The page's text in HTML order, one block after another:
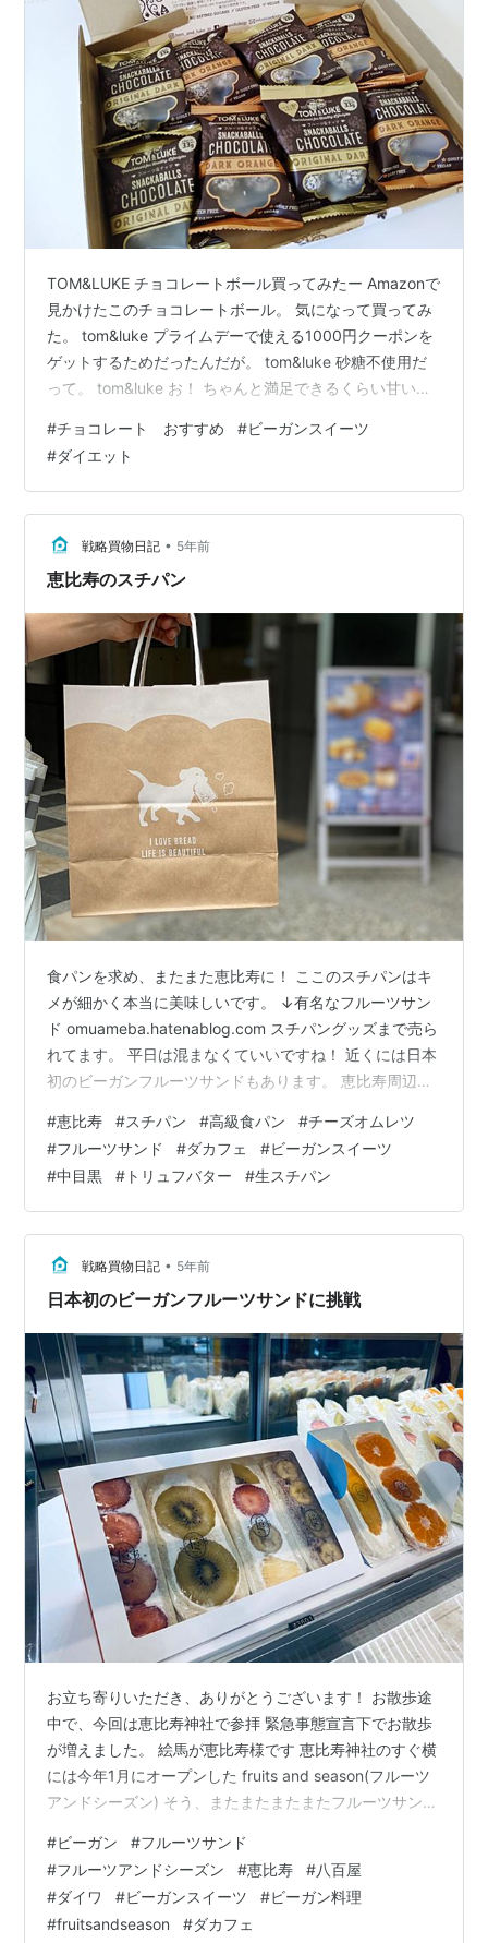
TOM&LUKE チョコレートボール買ってみたー Amazonで
見かけたこのチョコレートボール。 気になって買ってみ
た。 tom&luke プライムデーで使える1000円クーポンを
ゲットするためだったんだが。 tom&luke 砂糖不使用だ
って。 tom&luke お！ ちゃんと満足できるくらい甘いよ
ぷり。 乳製品も不使用でビーガンにもOK。 チョコレー
トとカントリーマアムの中間くらいの食感。 たぶん、ダ
イエット中の人にも嬉しい商品なんじゃないかな。 美味
しい！
#チョコレート おすすめ #ビーガンスイーツ
#ダイエット
戦略買物日記 • 5年前
恵比寿のスチパン
食パンを求め、またまた恵比寿に！ ここのスチパンはキ
メが細かく本当に美味しいです。 ↓有名なフルーツサン
ド omuameba.hatenablog.com スチパングッズまで売ら
れてます。 平日は混まなくていいですね！ 近くには日本
初のビーガンフルーツサンドもあります。 恵比寿周辺は
#恵比寿 #スチパン #高級食パン #チーズオムレツ
#フルーツサンド #ダカフェ #ビーガンスイーツ
#中目黒 # トリュフバター #生スチパン
戦略買物日記 • 5年前
日本初のビーガンフルーツサンドに挑戦
お立ち寄りいただき、ありがとうございます！ お散歩途
中で、今回は恵比寿神社で参拝 緊急事態宣言下でお散歩
が増えました。 絵馬が恵比寿様です 恵比寿神社のすぐ横
には今年1月にオープンした fruits and season(フルーツ
アンドシーズン) そう、またまたまたまたフルーツサンド
ガンタイプのフルーツサンドです。(乳製品・卵不使用)
ショーウィンドウの中で果物が一際輝いて見えますね プ
レゼント用にボックスもあります この時すでにお腹いっ
ぱいだったので3つだけ購入 ショーウィンドウの中じゃ
#ビーガン #フルーツサンド
#フルーツアンドシーズン #恵比寿 #八百屋
#ダイワ #ビーガンスイーツ #ビーガン料理
#fruitsandseason #ダカフェ